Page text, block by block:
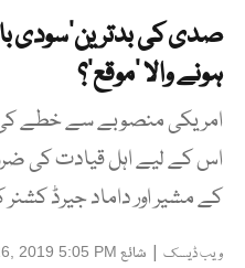
صدی کی بدترین’سودی
ہونے والا ’موقع‘؟
امریکی منصوبے سے خطے کی
اس کے لیے اہل قیادت کی
کے مشیر اور داماد جیرڈ
ویب ڈیسک | شائع 2019 5:05 PM